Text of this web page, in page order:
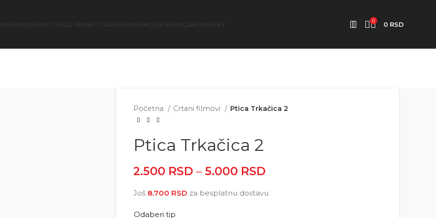
0 0 RSD
Početna Crtani filmovi Ptica Trkačica 2
Ptica Trkačica 2
2.500 RSD – 5.000 RSD
Još 8.700 RSD za besplatnu dostavu
Odaberi tip